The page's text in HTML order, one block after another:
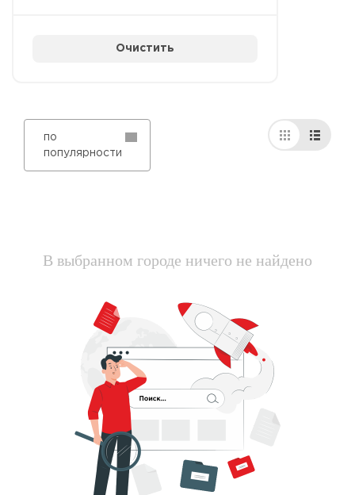
Очистить
по
популярности
В выбранном городе ничего не найдено